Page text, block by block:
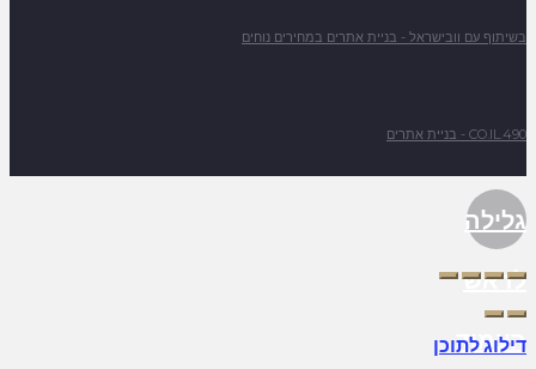
בשיתוף עם וובישראל - בניית אתרים במחירים נוחים
490.CO.IL - בניית אתרים
גלילה
לראש
העמוד
דילוג לתוכן